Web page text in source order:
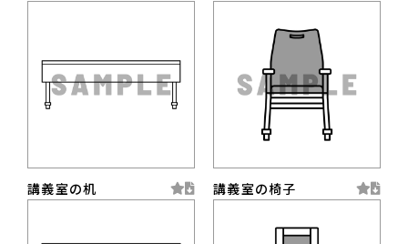
講義室の机 講義室の椅子